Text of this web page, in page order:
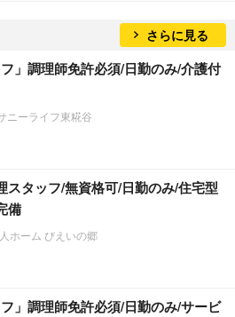
さらに見る
フ」調理師免許必須/日勤のみ/介護付
ニーライフ東糀谷
スタッフ/無資格可/日勤のみ/住宅型
備
ホーム びえいの郷
フ」調理師免許必須/日勤のみ/サービ